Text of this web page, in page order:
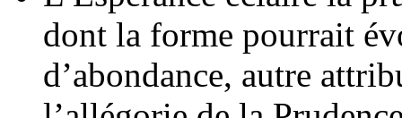
dont la forme pourrait
d’abondance, autre